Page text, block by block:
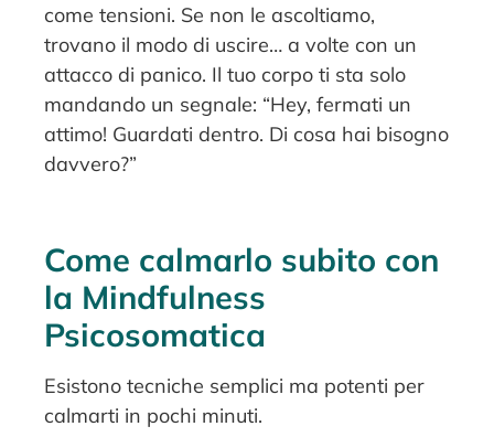
come tensioni. Se non le ascoltiamo,
trovano il modo di uscire… a volte con un
attacco di panico. Il tuo corpo ti sta solo
mandando un segnale: “Hey, fermati un
attimo! Guardati dentro. Di cosa hai bisogno
davvero?”
Come calmarlo subito con
la Mindfulness
Psicosomatica
Esistono tecniche semplici ma potenti per
calmarti in pochi minuti.